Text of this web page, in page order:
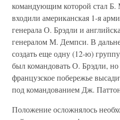
командующим которой стал
входили американская 1-я
генерала О. Брэдли и
генералом М. Демпси. В
создать еще одну (12-ю)
был командовать О. Брэдли, но
французское побережье
под командованием Дж.
Положение осложнялось